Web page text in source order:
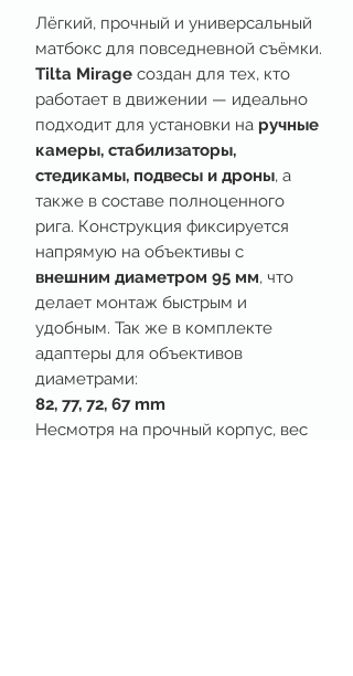
Лёгкий, прочный и универсальный
матбокс для повседневной съёмки.
Tilta Mirage создан для тех, кто
работает в движении — идеально
подходит для установки на ручные
камеры, стабилизаторы,
стедикамы, подвесы и дроны, а
также в составе полноценного
рига. Конструкция фиксируется
напрямую на объективы с
внешним диаметром 95 мм, что
делает монтаж быстрым и
удобным. Так же в комплекте
адаптеры для объективов
диаметрами:
82, 77, 72, 67 mm
Несмотря на прочный корпус, вес